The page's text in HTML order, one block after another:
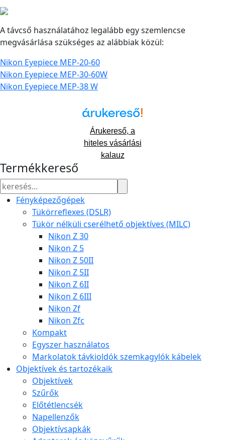
A távcső használatához legalább egy szemlencse
megvásárlása szükséges az alábbiak közül:
Nikon Eyepiece MEP-20-60
Nikon Eyepiece MEP-30-60W
Nikon Eyepiece MEP-38 W
Árukereső, a
hiteles vásárlási
kalauz
Termékkereső
Fényképezőgépek
Tükörreflexes (DSLR)
Tükör nélküli cserélhető objektíves (MILC)
Nikon Z 30
Nikon Z 5
Nikon Z 50II
Nikon Z 5II
Nikon Z 6II
Nikon Z 6III
Nikon Zf
Nikon Zfc
Kompakt
Egyszer használatos
Markolatok távkioldók szemkagylók kábelek
Objektívek és tartozékaik
Objektívek
Szűrők
Előtétlencsék
Napellenzők
Objektívsapkák